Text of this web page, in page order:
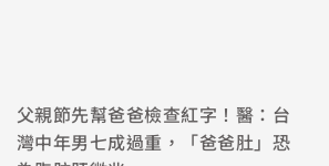
父親節先幫爸爸檢查紅字！醫：台
灣中年男七成過重，「爸爸肚」恐